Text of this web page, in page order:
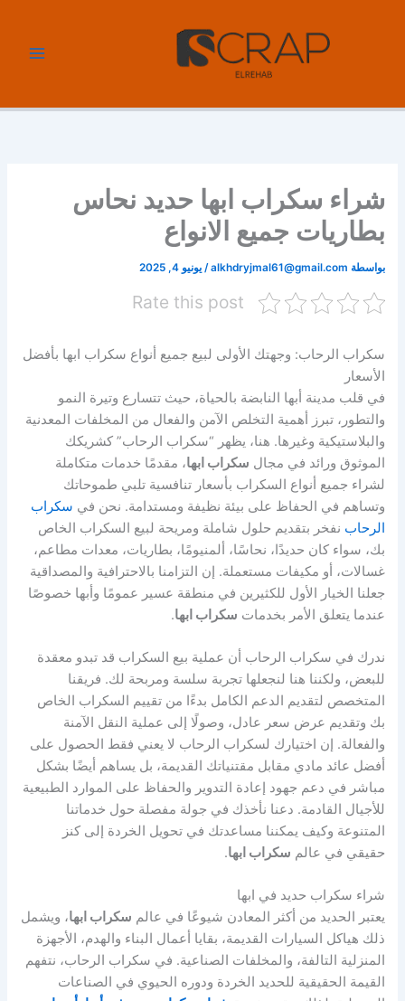
شراء سكراب ابها حديد نحاس
بطاريات جميع الانواع
بواسطة alkhdryjmal61@gmail.com
/يونيو 4, 2025
Rate this post
سكراب الرحاب: وجهتك الأولى لبيع جميع أنواع سكراب ابها بأفضل
الأسعار
في قلب مدينة أبها النابضة بالحياة، حيث تتسارع وتيرة النمو
والتطور، تبرز أهمية التخلص الآمن والفعال من المخلفات المعدنية
والبلاستيكية وغيرها. هنا، يظهر “سكراب الرحاب” كشريكك
الموثوق ورائد في مجال سكراب ابها، مقدمًا خدمات متكاملة
لشراء جميع أنواع السكراب بأسعار تنافسية تلبي طموحاتك
وتساهم في الحفاظ على بيئة نظيفة ومستدامة. نحن في سكراب
الرحاب نفخر بتقديم حلول شاملة ومريحة لبيع السكراب الخاص
بك، سواء كان حديدًا، نحاسًا، ألمنيومًا، بطاريات، معدات مطاعم،
غسالات، أو مكيفات مستعملة. إن التزامنا بالاحترافية والمصداقية
جعلنا الخيار الأول للكثيرين في منطقة عسير عمومًا وأبها خصوصًا
عندما يتعلق الأمر بخدمات سكراب ابها.
ندرك في سكراب الرحاب أن عملية بيع السكراب قد تبدو معقدة
للبعض، ولكننا هنا لنجعلها تجربة سلسة ومربحة لك. فريقنا
المتخصص لتقديم الدعم الكامل بدءًا من تقييم السكراب الخاص
بك وتقديم عرض سعر عادل، وصولًا إلى عملية النقل الآمنة
والفعالة. إن اختيارك لسكراب الرحاب لا يعني فقط الحصول على
أفضل عائد مادي مقابل مقتنياتك القديمة، بل يساهم أيضًا بشكل
مباشر في دعم جهود إعادة التدوير والحفاظ على الموارد الطبيعية
للأجيال القادمة. دعنا نأخذك في جولة مفصلة حول خدماتنا
المتنوعة وكيف يمكننا مساعدتك في تحويل الخردة إلى كنز
حقيقي في عالم سكراب ابها.
شراء سكراب حديد في ابها
يعتبر الحديد من أكثر المعادن شيوعًا في عالم سكراب ابها، ويشمل
ذلك هياكل السيارات القديمة، بقايا أعمال البناء والهدم، الأجهزة
المنزلية التالفة، والمخلفات الصناعية. في سكراب الرحاب، نتفهم
القيمة الحقيقية للحديد الخردة ودوره الحيوي في الصناعات